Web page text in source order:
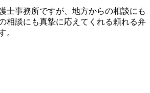
士事務所ですが、 地方からの相談にも
相談にも真摯に応えてくれる頼れる弁
。